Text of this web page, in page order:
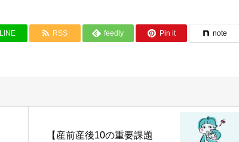
LINE RSS feedly Pin it note
【産前産後10の重要課題